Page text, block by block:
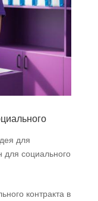
для
для социального
контракта в